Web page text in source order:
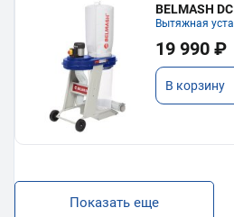
BELMASH
Вытяжная
19 990 ₽
В корзину
Показать еще